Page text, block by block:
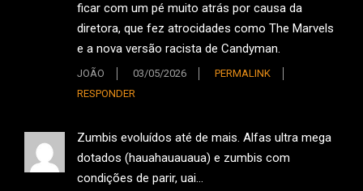
ficar com um pé muito atrás por causa da
diretora, que fez atrocidades como The Marvels
e a nova versão racista de Candyman.
JOÃO 03/05/2026
PERMALINK
RESPONDER
Zumbis evoluídos até de mais. Alfas ultra mega
dotados (hauahauauaua) e zumbis com
condições de parir, uai…